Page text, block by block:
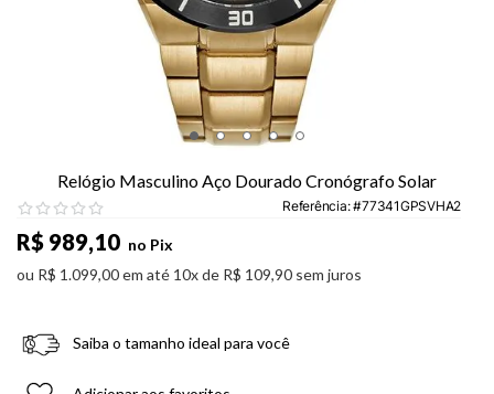
Relógio Masculino Aço Dourado Cronógrafo Solar
Referência: 77341GPSVHA2
R$ 989,10 no Pix
ou R$ 1.099,00em até 10x de R$ 109,90 sem juros
Saiba o tamanho ideal para você